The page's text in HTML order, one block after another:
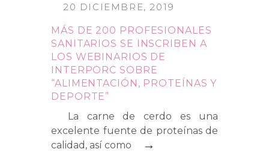
20 DICIEMBRE, 2019
MÁS DE 200 PROFESIONALES
SANITARIOS SE INSCRIBEN A
LOS WEBINARIOS DE
INTERPORC SOBRE
“ALIMENTACIÓN, PROTEÍNAS Y
DEPORTE”
La carne de cerdo es una
excelente fuente de proteínas de
calidad, así como
→